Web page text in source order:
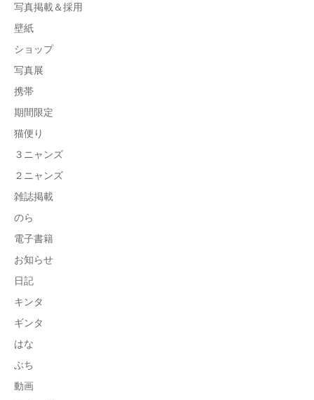
写真掲載＆採用
壁紙
ショップ
写真展
携帯
期間限定
猫便り
３ニャンズ
２ニャンズ
雑誌掲載
のら
電子書籍
お知らせ
日記
キンタ
ギンタ
はな
ぶち
動画